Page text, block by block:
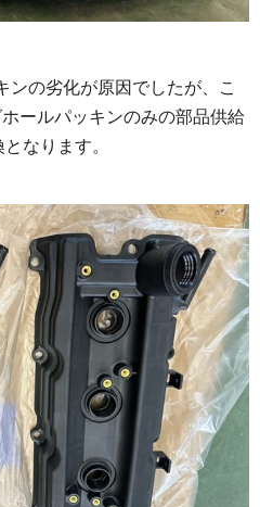
ンの劣化が原因でしたが、こ
ールパッキンのみの部品供給
なります。